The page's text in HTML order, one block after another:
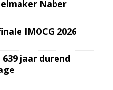
Naber
IMOCG 2026
jaar durend